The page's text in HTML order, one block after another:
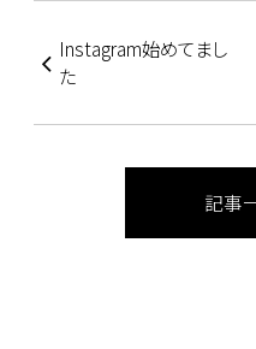
Instagram始めてまし
た
記事